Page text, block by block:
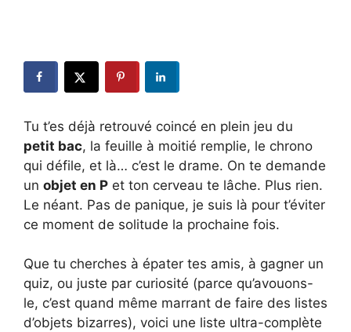
Tu t’es déjà retrouvé coincé en plein jeu du
petit bac, la feuille à moitié remplie, le chrono
qui défile, et là… c’est le drame. On te demande
un objet en P et ton cerveau te lâche. Plus rien.
Le néant. Pas de panique, je suis là pour t’éviter
ce moment de solitude la prochaine fois.
Que tu cherches à épater tes amis, à gagner un
quiz, ou juste par curiosité (parce qu’avouons-
le, c’est quand même marrant de faire des listes
d’objets bizarres), voici une liste ultra-complète